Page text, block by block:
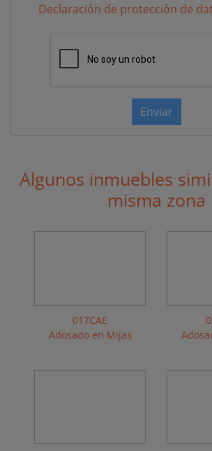
Declaración de protección de
Enviar
Algunos inmuebles
misma zona
017CAE
Adosado en Mijas